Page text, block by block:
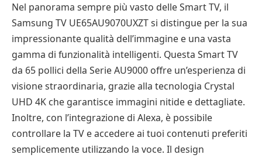
Nel panorama sempre più vasto delle Smart TV, il
Samsung TV UE65AU9070UXZT si distingue per la sua
impressionante qualità dell’immagine e una vasta
gamma di funzionalità intelligenti. Questa Smart TV
da 65 pollici della Serie AU9000 offre un’esperienza di
visione straordinaria, grazie alla tecnologia Crystal
UHD 4K che garantisce immagini nitide e dettagliate.
Inoltre, con l’integrazione di Alexa, è possibile
controllare la TV e accedere ai tuoi contenuti preferiti
semplicemente utilizzando la voce. Il design